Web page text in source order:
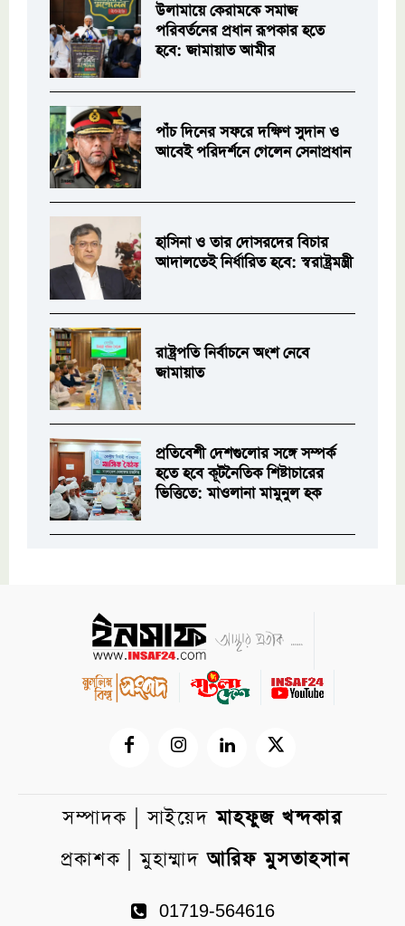
উলামায়ে কেরামকে সমাজ
পরিবর্তনের প্রধান রূপকার হতে
হবে: জামায়াত আমীর
পাঁচ দিনের সফরে দক্ষিণ সুদান ও
আবেই পরিদর্শনে গেলেন সেনাপ্রধান
হাসিনা ও তার দোসরদের বিচার
আদালতেই নির্ধারিত হবে: স্বরাষ্ট্রমন্ত্রী
রাষ্ট্রপতি নির্বাচনে অংশ নেবে
জামায়াত
প্রতিবেশী দেশগুলোর সঙ্গে সম্পর্ক
হতে হবে কূটনৈতিক শিষ্টাচারের
ভিত্তিতে: মাওলানা মামুনুল হক
সম্পাদক | সাইয়েদমাহফুজ খন্দকার
প্রকাশক | মুহাম্মাদআরিফ মুসতাহসান
01719-564616